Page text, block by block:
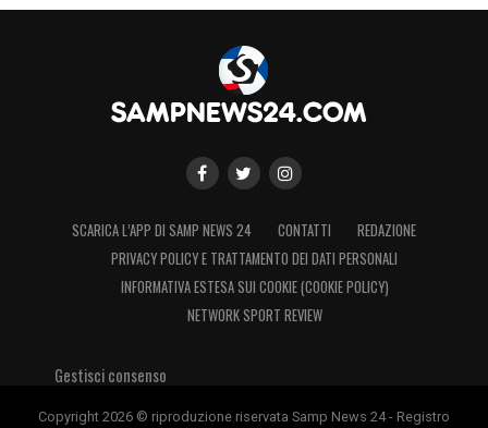
SCARICA L’APP DI SAMP NEWS 24 CONTATTI
REDAZIONE
PRIVACY POLICY E TRATTAMENTO DEI DATI PERSONALI
INFORMATIVA ESTESA SUI COOKIE (COOKIE POLICY)
NETWORK SPORT REVIEW
Gestisci consenso
Copyright 2026 © riproduzione riservata Samp News 24 - Registro